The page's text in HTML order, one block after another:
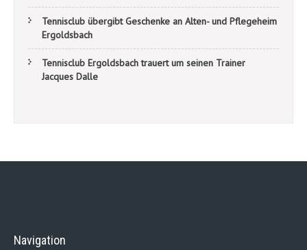
Tennisclub übergibt Geschenke an Alten- und Pflegeheim
Ergoldsbach
Tennisclub Ergoldsbach trauert um seinen Trainer
Jacques Dalle
Navigation